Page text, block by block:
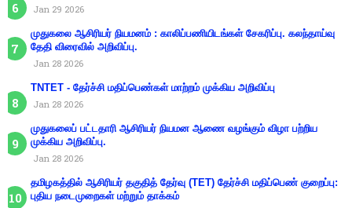
Jan 29 2026
முதுகலை ஆசிரியர் நியமனம் : காலிப்பணியிடங்கள் சேகரிப்பு. கலந்தாய்வு
தேதி விரைவில் அறிவிப்பு.
Jan 28 2026
TNTET - தேர்ச்சி மதிப்பெண்கள் மாற்றம் முக்கிய அறிவிப்பு
Jan 28 2026
முதுகலைப் பட்டதாரி ஆசிரியர் நியமன ஆணை வழங்கும் விழா பற்றிய
முக்கிய அறிவிப்பு.
Jan 28 2026
தமிழகத்தில் ஆசிரியர் தகுதித் தேர்வு (TET) தேர்ச்சி மதிப்பெண் குறைப்பு:
புதிய நடைமுறைகள் மற்றும் தாக்கம்